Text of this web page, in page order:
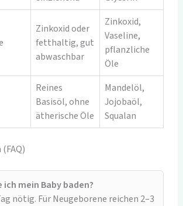
Zinkoxid oder
fetthaltig, gut
abwaschbar
Zinkoxid,
Vaseline,
pflanzliche
Öle
Reines
Basisöl, ohne
ätherische Öle
Mandelöl,
Jojobaöl,
Squalan
mein Baby baden?
nötig. Für Neugeborene reichen 2–3